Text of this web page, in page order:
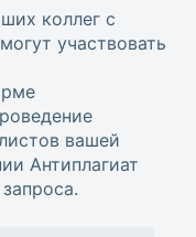
коллег с
участвовать
вашей
Антиплагиат